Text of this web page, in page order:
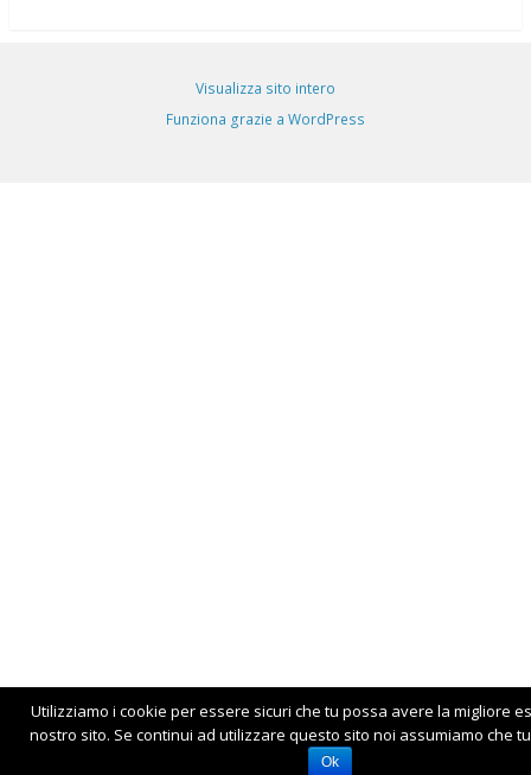
Visualizza sito intero
Funziona grazie a WordPress
Utilizziamo i cookie per essere sicuri che tu possa avere la migliore
nostro sito. Se continui ad utilizzare questo sito noi assumiamo che
Ok